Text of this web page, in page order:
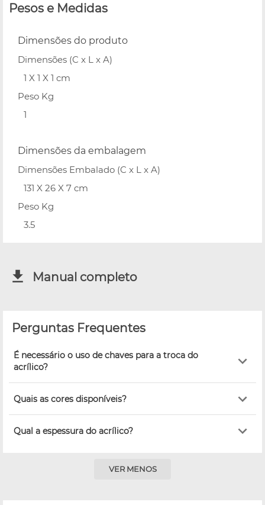
Pesos e Medidas
Dimensões do produto
Dimensões (C x L x A)
1 X 1 X 1 cm
Peso Kg
1
Dimensões da embalagem
Dimensões Embalado (C x L x A)
131 X 26 X 7 cm
Peso Kg
3.5
Manual completo
Perguntas Frequentes
É necessário o uso de chaves para a troca do
acrílico?
Quais as cores disponíveis?
Qual a espessura do acrílico?
VER MENOS